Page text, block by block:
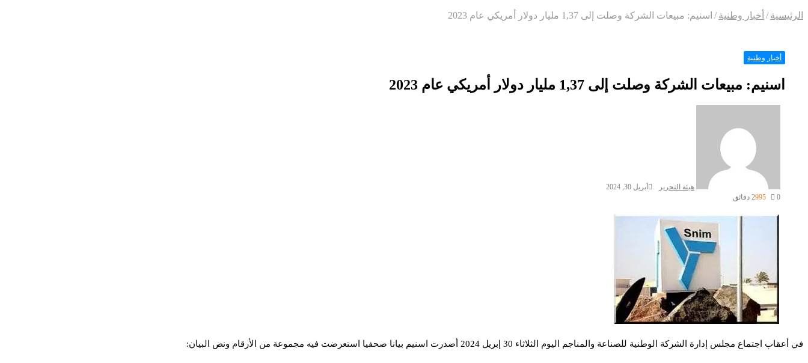
الرئيسية / أخبار وطنية / اسنيم: مبيعات الشركة وصلت إلى 1,37 مليار دولار أمريكي عام 2023
أخبار وطنية
اسنيم: مبيعات الشركة وصلت إلى 1,37 مليار دولار أمريكي عام 2023
هيئة التحرير
أبريل 30, 2024
0
9952 دقائق
في أعقاب اجتماع مجلس إدارة الشركة الوطنية للصناعة والمناجم اليوم الثلاثاء 30 إبريل 2024 أصدرت اسنيم بيانا صحفيا استعرضت فيه مجموعة من الأرقام ونص البيان: